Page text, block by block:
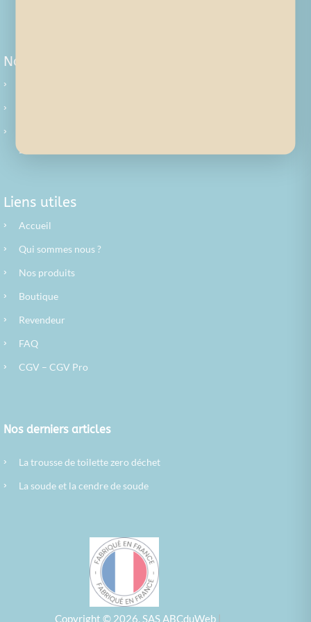
Nous contacter
›
›
›
26420 SAINT MARTIN EN VERCORS
Liens utiles
› Accueil
› Qui sommes nous ?
› Nos produits
› Boutique
› Revendeur
› FAQ
› CGV – CGV Pro
Nos derniers articles
› La trousse de toilette zero déchet
› La soude et la cendre de soude
Copyright © 2026. SAS ABCduWeb|